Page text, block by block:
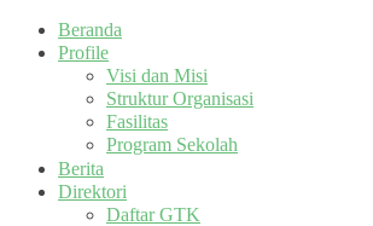
Beranda
Profile
Visi dan Misi
Struktur Organisasi
Fasilitas
Program Sekolah
Berita
Direktori
Daftar GTK